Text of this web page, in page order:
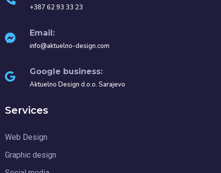
+387 62 93 33 23
Email:
info@aktuelno-design.com
Google business:
Aktuelno Design d.o.o. Sarajevo
Services
Web Design
Graphic design